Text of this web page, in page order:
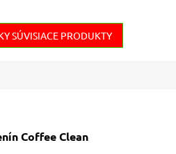
kávou. Taktiež určený...
SÚVISIACE PRODUKTY
Coffee Clean